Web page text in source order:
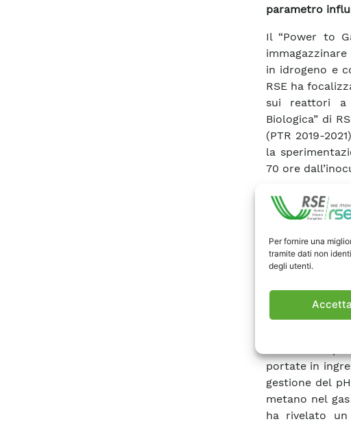
Per fornire una
tramite dati non
degli utenti.
parametro
Il “Power to
in idrogeno e
RSE ha
sui reattori a
Biologica” di
(PTR 2019-
la
70 ore
Nel corso
purezza del
facilita
Durante la
consentito ai
portate in
gestione del
metano nel
ha rivelato